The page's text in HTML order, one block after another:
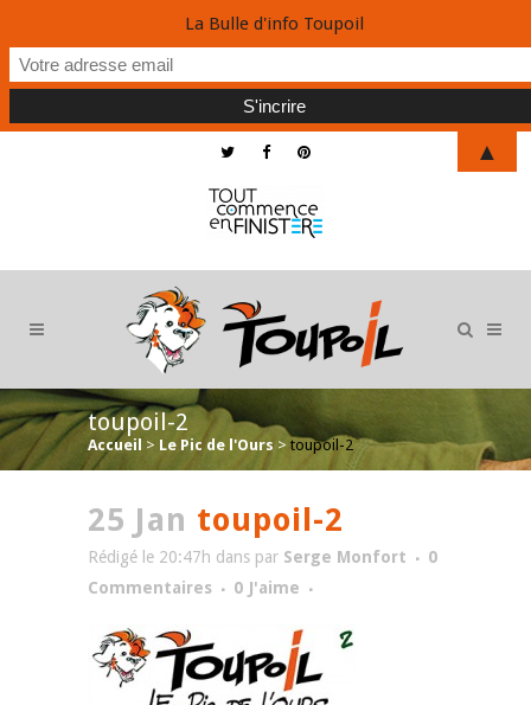
toupoil-2
Accueil > Le Pic de l'Ours > toupoil-2
25 Jan toupoil-2
Rédigé le 20:47h dans par Serge Monfort
0
Commentaires
0 J'aime
La Bulle d'info Toupoil
▲